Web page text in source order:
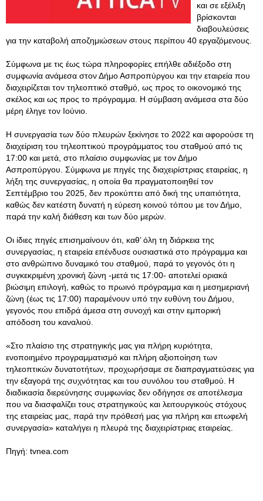
και σε εξέλιξη
βρίσκονται
διαβουλεύσεις
για την καταβολή αποζημιώσεων στους περίπου 40 εργαζόμενους.
Σύμφωνα με τις έως τώρα πληροφορίες επήλθε αδιέξοδο στη
συμφωνία ανάμεσα στον Δήμο Ασπροπύργου και την εταιρεία που
διαχειρίζεται τον τηλεοπτικό σταθμό, ως προς το οικονομικό της
σκέλος και ως προς το πρόγραμμα. Η σύμβαση ανάμεσα στα δύο
μέρη έληγε τον Ιούνιο.
Η συνεργασία των δύο πλευρών ξεκίνησε το 2022 και αφορούσε τη
διαχείριση του τηλεοπτικού προγράμματος του σταθμού από τις
17:00 και μετά, στο πλαίσιο συμφωνίας με τον Δήμο
Ασπροπύργου. Σύμφωνα με πηγές της διαχειρίστριας εταιρείας, η
λήξη της συνεργασίας, η οποία θα πραγματοποιηθεί τον
Σεπτέμβριο του 2025, δεν προκύπτει από δική της υπαιτιότητα,
καθώς δεν κατέστη δυνατή η εύρεση κοινού τόπου με τον Δήμο,
παρά την καλή διάθεση και των δύο μερών.
Οι ίδιες πηγές επισημαίνουν ότι, καθ’ όλη τη διάρκεια της
συνεργασίας, η εταιρεία επένδυσε ουσιαστικά στο πρόγραμμα και
στο ανθρώπινο δυναμικό του σταθμού, παρά το γεγονός ότι η
συγκεκριμένη χρονική ζώνη -μετά τις 17:00- αποτελεί οριακά
βιώσιμη επιλογή, καθώς το πρωινό πρόγραμμα και η μεσημεριανή
ζώνη (έως τις 17:00) παραμένουν υπό την ευθύνη του Δήμου,
γεγονός που επιδρά άμεσα στη συνοχή και στην εμπορική
απόδοση του καναλιού.
«Στο πλαίσιο της στρατηγικής μας για πλήρη κυριότητα,
ενοποιημένο προγραμματισμό και πλήρη αξιοποίηση των
τηλεοπτικών δυνατοτήτων, προχωρήσαμε σε διαπραγματεύσεις για
την εξαγορά της συχνότητας και του συνόλου του σταθμού. Η
διαδικασία διερεύνησης συμφωνίας δεν οδήγησε σε αποτέλεσμα
που να διασφαλίζει τους στρατηγικούς και λειτουργικούς στόχους
της εταιρείας μας, παρά την πρόθεσή μας για πλήρη και επωφελή
συνεργασία» καταλήγει η πλευρά της διαχειρίστριας εταιρείας.
Πηγή: tvnea.com